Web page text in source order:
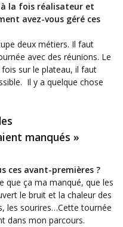
à la fois réalisateur et
avez-vous géré ces
deux métiers. Il faut
avec des réunions. Le
sur le plateau, il faut
Il y a quelque chose
manqués »
ces avant-premières ?
que ça ma manqué, que les
le bruit et la chaleur des
les sourires…Cette tournée
dans mon parcours.